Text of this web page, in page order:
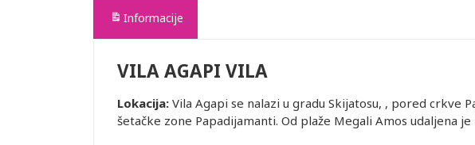
Informacije
VILA AGAPI VILA
Lokacija: Vila Agapi se nalazi u gradu Skijatosu, , pored crkve
šetačke zone Papadijamanti. Od plaže Megali Amos udaljena je